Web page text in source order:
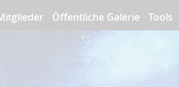
Öffentliche Galerie Tools